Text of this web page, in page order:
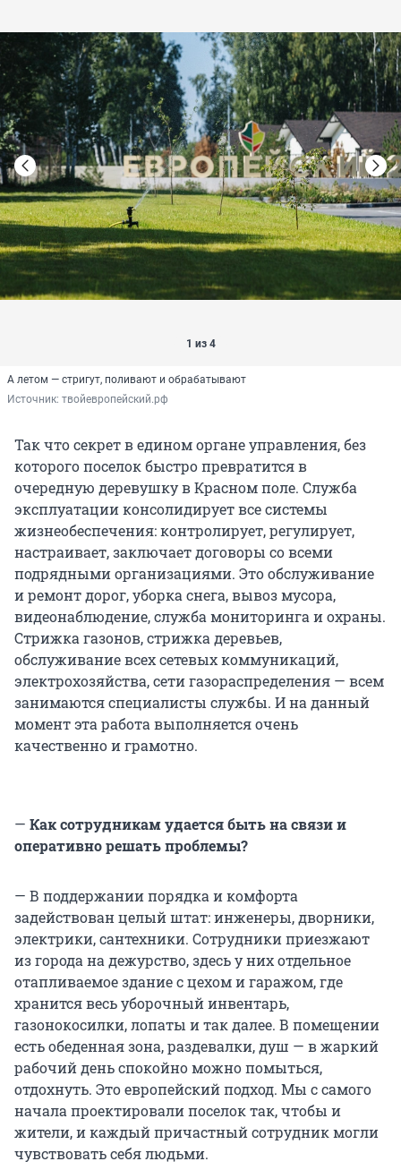
1 из 4
А летом — стригут, поливают и обрабатывают
Источник: твойевропейский.рф
Так что секрет в едином органе управления, без
которого поселок быстро превратится в
очередную деревушку в Красном поле. Служба
эксплуатации консолидирует все системы
жизнеобеспечения: контролирует, регулирует,
настраивает, заключает договоры со всеми
подрядными организациями. Это обслуживание
и ремонт дорог, уборка снега, вывоз мусора,
видеонаблюдение, служба мониторинга и охраны.
Стрижка газонов, стрижка деревьев,
обслуживание всех сетевых коммуникаций,
электрохозяйства, сети газораспределения — всем
занимаются специалисты службы. И на данный
момент эта работа выполняется очень
качественно и грамотно.
— Как сотрудникам удается быть на связи и
оперативно решать проблемы?
— В поддержании порядка и комфорта
задействован целый штат: инженеры, дворники,
электрики, сантехники. Сотрудники приезжают
из города на дежурство, здесь у них отдельное
отапливаемое здание с цехом и гаражом, где
хранится весь уборочный инвентарь,
газонокосилки, лопаты и так далее. В помещении
есть обеденная зона, раздевалки, душ — в жаркий
рабочий день спокойно можно помыться,
отдохнуть. Это европейский подход. Мы с самого
начала проектировали поселок так, чтобы и
жители, и каждый причастный сотрудник могли
чувствовать себя людьми.